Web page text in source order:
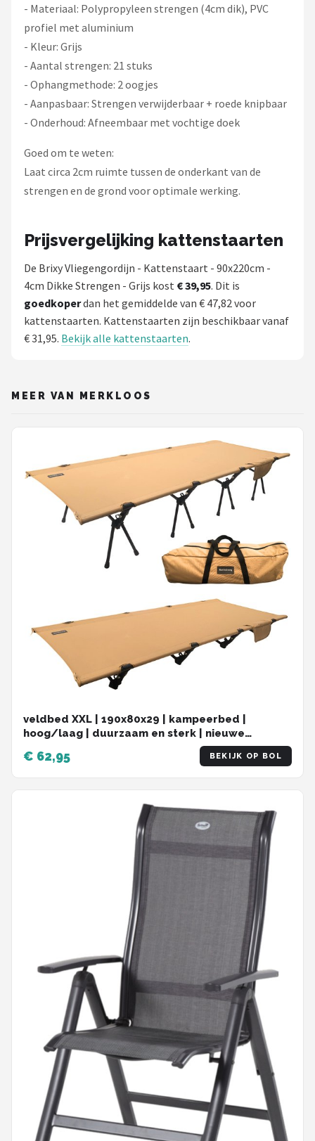
- Materiaal: Polypropyleen strengen (4cm dik), PVC
profiel met aluminium
- Kleur: Grijs
- Aantal strengen: 21 stuks
- Ophangmethode: 2 oogjes
- Aanpasbaar: Strengen verwijderbaar + roede knipbaar
- Onderhoud: Afneembaar met vochtige doek
Goed om te weten:
Laat circa 2cm ruimte tussen de onderkant van de
strengen en de grond voor optimale werking.
Prijsvergelijking kattenstaarten
De Brixy Vliegengordijn - Kattenstaart - 90x220cm -
4cm Dikke Strengen - Grijs kost € 39,95. Dit is
goedkoperdan het gemiddelde van € 47,82 voor
kattenstaarten. Kattenstaarten zijn beschikbaar vanaf
€ 31,95. Bekijk alle kattenstaarten.
MEER VAN MERKLOOS
veldbed XXL | 190x80x29 | kampeerbed |
hoog/laag | duurzaam en sterk | nieuwe
generatie | kleine opvouwbaar in draagtas
€ 62,95 BEKIJK OP BOL